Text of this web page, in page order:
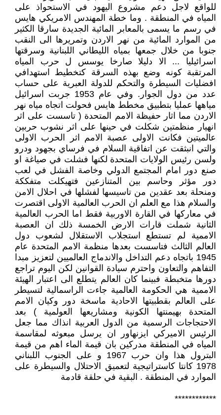
للواقع لاجل دعم مشروع اليهود في الاستحواذ على
المياه في المنطقة . وما خطة المهندس الامريكي هايس
في رسم ما يسمى بالمعابر المائية الجديدة سارقا الكثير
من الموارد المائية من نهر الاردن وتمريرها الى النقب
جنوبا من خلال جمعها بمياه الليطاني اللبنانية وسرقتها
اسرائيليا ... الا دليلا صارخا يوسس ل حرب المياه
المرتقبة كونه وضع بهذه السرقة كتخطيط استهدافي
افضليات السيطرة والتحكم للدولة العبرية على حساب
عدد من دول الجوار. وفي عام 1953 جربت اسرائيل
مياهها عمليا بتطبيق مخطط هايس فحولت اتجاه مياه نهر
الاردن مما اثار حفيظة الامم المتحدة ( تاسست على اثر
انهيار منظمتين شكلت في حينها على اثر نشوب حربين
عالميتين فكانت الاولى عصبة الامم اثر الحرب الاولى
والتي انبثقت عن اتفاقية السلام في فرساي بجهود ودرو
ولسن رئيس الولايات المتحدة لكنها فشلت في صياغة او
صنع دور امام المجتمع الدولي وخاصة الفشل في لعب
دور مؤثر وحاسم بين المتنازعين فتهيكلت متفككة
ومنحلة بعد عقدين من تاسيسها لفشلها في احلال الامن
والسلام هذا مع العلم ان الحرب العالمية الاولى اقتصرت
في معاركها في القارة الاوربية فقط اما الحرب العالمية
الثانية شملت قارات الارض الخمسة ذلك ان العصبة
الاممية لم تستطع استجلاب الاستقلال لشعوب دول
العالم الثالث فتاسست بعدها منظمة الامم المتحدة عام
1945 باتجاه دعم التداخل والاندماج العالميين لتعزيز مبدا
التفاهم والتعاون واحترم سيادة القوانين لكن اليوم تراجع
دورها متخبطة فبينما كان العالم يتطلع الى اعتبار الهيئة
الاممية هي الحكومة العالمية جاءت الراسمالية لتسيطر
على العالم بقطبيتها الاحادية ماسخة دور وكيان الامم
المتحدة بهيمنتها الكونية ومشاريعها العولمية ) بعد
الاحتجاجات الرسمية من الدول العربية انذاك مما جعل
الرئيس الاميركي ايزنهاور ان يرسل مبعوثه لمقاسمة
المياه في المنطقة مدركين بان قيمة الماء اهم من قيمة
البترول هذا وان حرب 1967 و على الجنوب اللبناني
1978 كانتا كاستراتيجية لتعميق الاحتلال والسيطرة على
الموارد في المنطقة . البقية في حلقة قادمة
************